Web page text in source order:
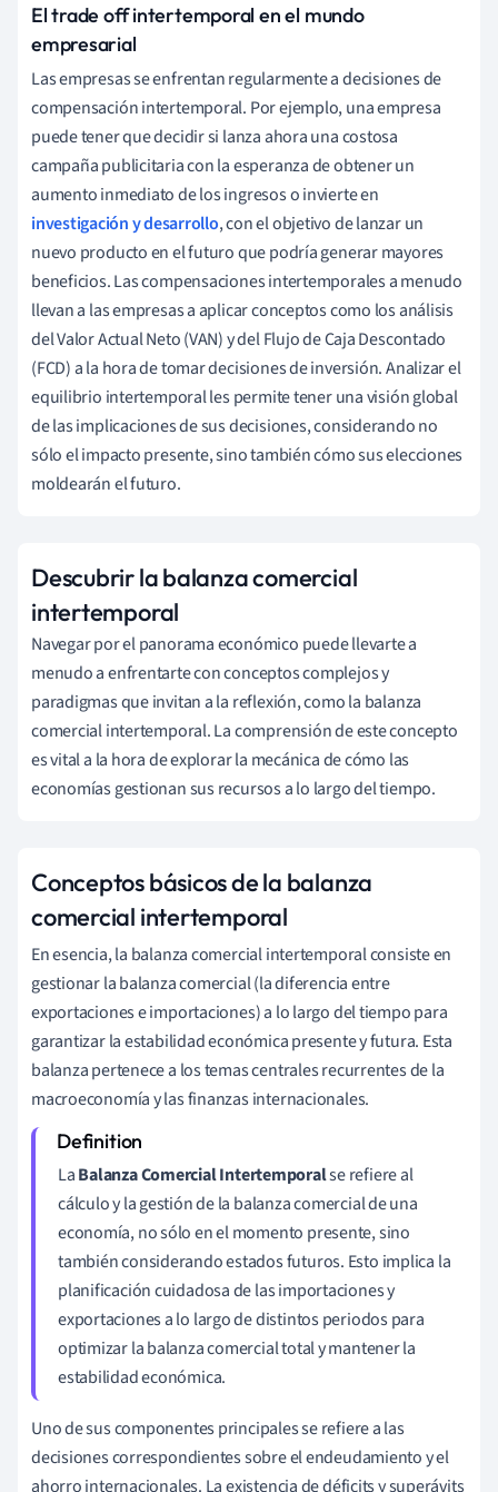
El trade off intertemporal en el mundo
empresarial
Las empresas se enfrentan regularmente a decisiones de
compensación intertemporal. Por ejemplo, una empresa
puede tener que decidir si lanza ahora una costosa
campaña publicitaria con la esperanza de obtener un
aumento inmediato de los ingresos o invierte en
investigación y desarrollo, con el objetivo de lanzar un
nuevo producto en el futuro que podría generar mayores
beneficios. Las compensaciones intertemporales a menudo
llevan a las empresas a aplicar conceptos como los análisis
del Valor Actual Neto (VAN) y del Flujo de Caja Descontado
(FCD) a la hora de tomar decisiones de inversión. Analizar el
equilibrio intertemporal les permite tener una visión global
de las implicaciones de sus decisiones, considerando no
sólo el impacto presente, sino también cómo sus elecciones
moldearán el futuro.
Descubrir la balanza comercial
intertemporal
Navegar por el panorama económico puede llevarte a
menudo a enfrentarte con conceptos complejos y
paradigmas que invitan a la reflexión, como la balanza
comercial intertemporal. La comprensión de este concepto
es vital a la hora de explorar la mecánica de cómo las
economías gestionan sus recursos a lo largo del tiempo.
Conceptos básicos de la balanza
comercial intertemporal
En esencia, la balanza comercial intertemporal consiste en
gestionar la balanza comercial (la diferencia entre
exportaciones e importaciones) a lo largo del tiempo para
garantizar la estabilidad económica presente y futura. Esta
balanza pertenece a los temas centrales recurrentes de la
macroeconomía y las finanzas internacionales.
LaBalanza Comercial Intertemporalse refiere al
cálculo y la gestión de la balanza comercial de una
economía, no sólo en el momento presente, sino
también considerando estados futuros. Esto implica la
planificación cuidadosa de las importaciones y
exportaciones a lo largo de distintos periodos para
optimizar la balanza comercial total y mantener la
estabilidad económica.
Uno de sus componentes principales se refiere a las
decisiones correspondientes sobre el endeudamiento y el
ahorro internacionales. La existencia de déficits y superávits